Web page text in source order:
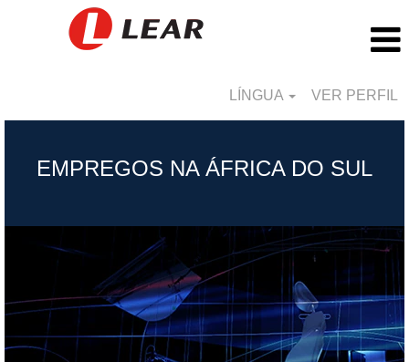
LÍNGUA VER PERFIL
EMPREGOS NA ÁFRICA DO SUL